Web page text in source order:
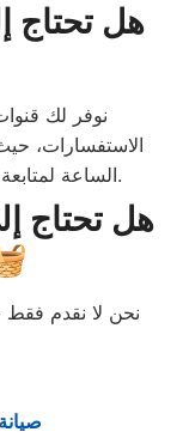
هل تحتاج
نوفر لك
الاستفسارات،
الساعة لمتابعة كل طلباتكم حتى يتم حلها بشكل نهائي.
هل تحتاج
نحن لا نقدم فقط